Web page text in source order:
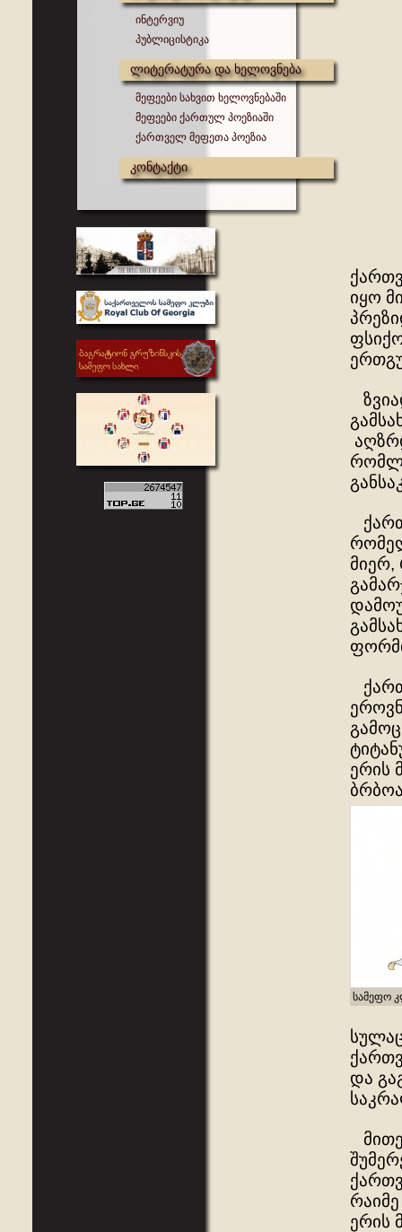
ინტერვიუ
პუბლიცისტიკა
ლიტერატურა და ხელოვნება
მეფეები სახვით ხელოვნებაში
მეფეები ქართულ პოეზიაში
ქართველ მეფეთა პოეზია
კონტაქტი
იყო
ერის
სამეფო
და
ერის